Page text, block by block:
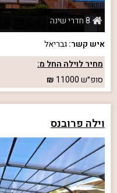
8 חדרי שינה
איש קשר:גבריאל
מחיר לוילה החל מ:
סופ״ש11000
וילה פרובנס